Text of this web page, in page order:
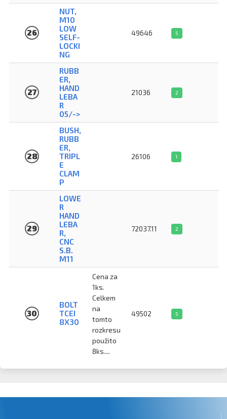
26
NUT,
M10
LOW
SELF-
LOCKI
NG
49646 5
27
RUBB
ER,
HAND
LEBA
R
05/->
21036 2
28
BUSH,
RUBB
ER,
TRIPL
E
CLAM
P
26106 1
29
LOWE
R
HAND
LEBA
R,
CNC
S.B.
M11
72037.11 2
30
BOLT
TCEI
8X30
Cena za
1ks.
Celkem
na
tomto
rozkresu
použito
8ks....
49502 5